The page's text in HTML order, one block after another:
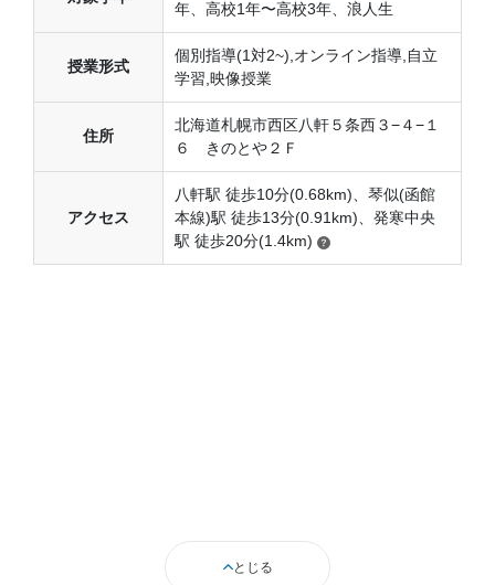
月額料金
40,001円〜50,000円
目的の達成度
中学2年
年、高校1年〜高校3年、浪人生
授業形式
個別指導(1対2~),オンライン指導,自立
学習,映像授業
住所
北海道札幌市西区八軒５条西３−４−１
６ きのとや２Ｆ
アクセス
八軒駅 徒歩10分(0.68km)、琴似(函館
本線)駅 徒歩13分(0.91km)、発寒中央
駅 徒歩20分(1.4km)
とじる